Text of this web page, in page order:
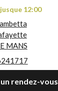
12:00
MANS
rendez-vous